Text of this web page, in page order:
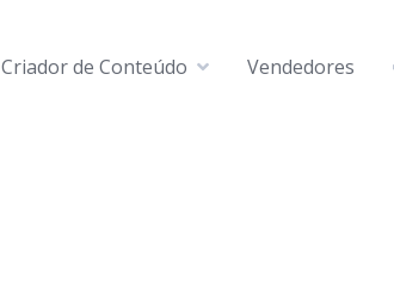
Criador de Conteúdo Vendedores